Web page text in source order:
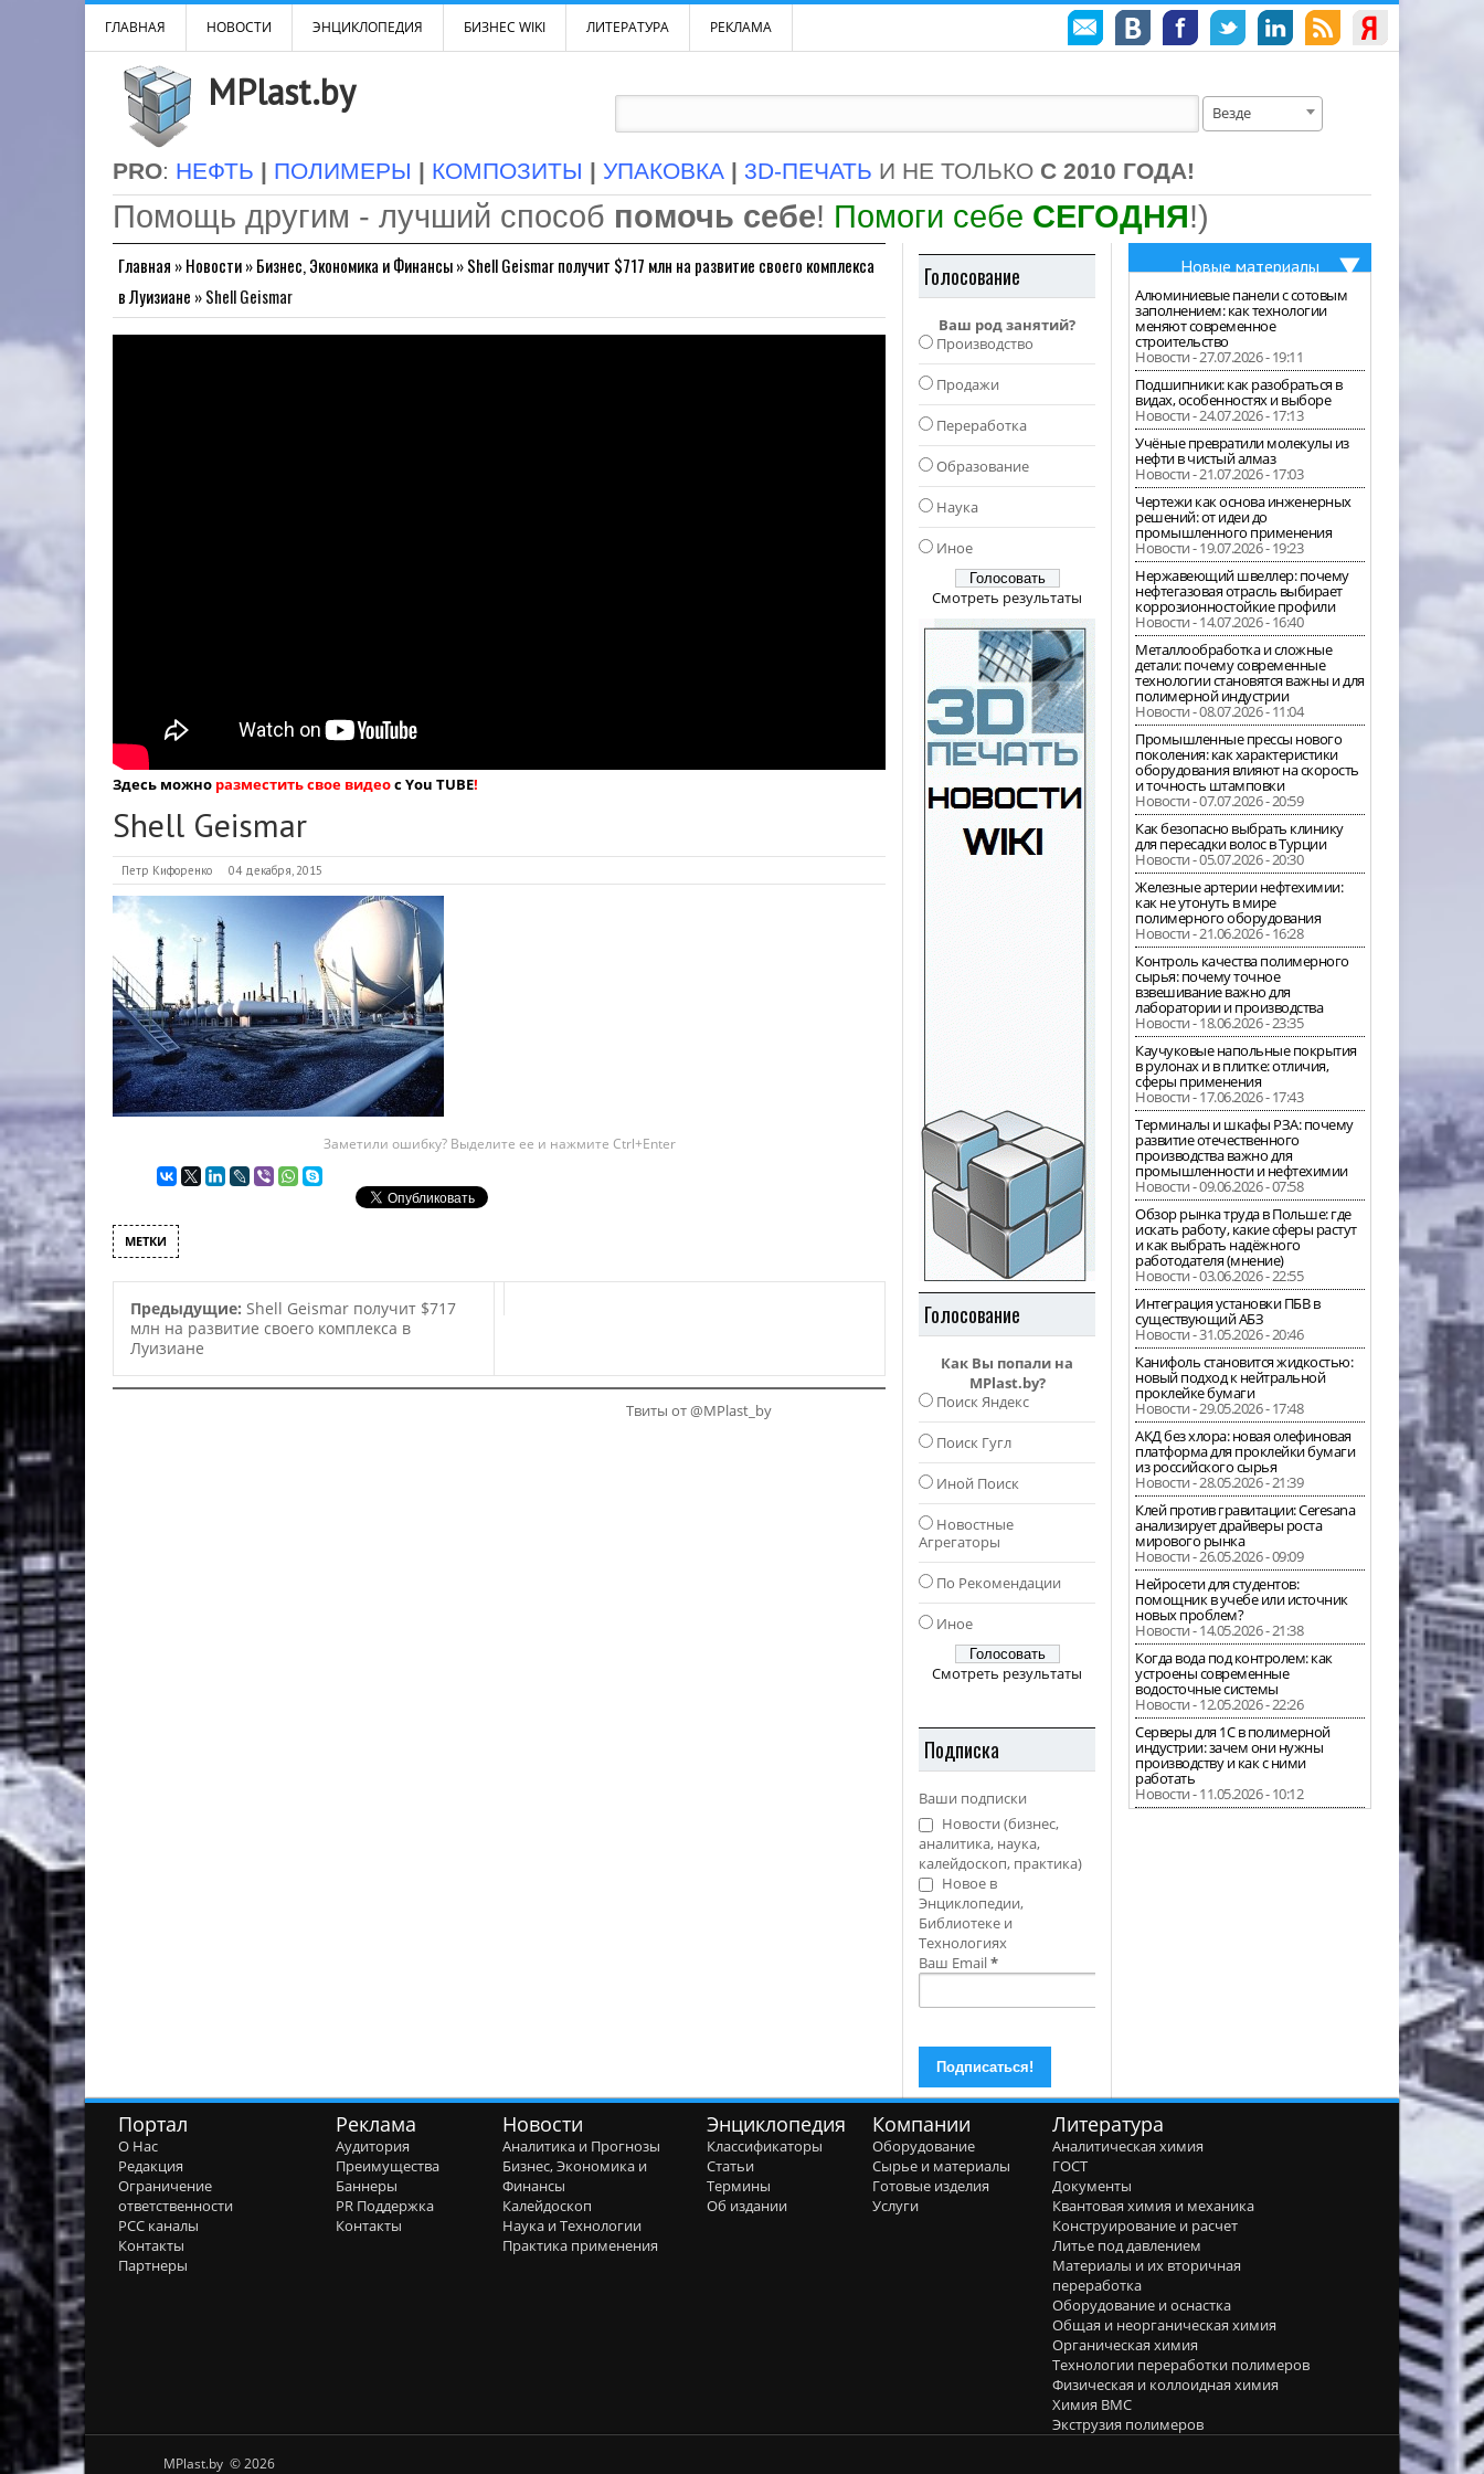
ГЛАВНАЯ НОВОСТИ ЭНЦИКЛОПЕДИЯ БИЗНЕС WIKI ЛИТЕРАТУРА РЕКЛАМА
MPlast.by Везде
PRO: НЕФТЬ | ПОЛИМЕРЫ | КОМПОЗИТЫ | УПАКОВКА | 3D-ПЕЧАТЬ И НЕ ТОЛЬКО С 2010 ГОДА!
Помощь другим - лучший способ помочь себе! Помоги себе СЕГОДНЯ!)
Главная »Новости»Бизнес, Экономика и Финансы»Shell Geismar получит $717 млн на развитие своего комплекса
в Луизиане »Shell Geismar
Здесь можно разместить свое видеос You TUBE!
Shell Geismar
Петр Кифоренко 04 декабря, 2015
Заметили ошибку? Выделите ее и нажмите Ctrl+Enter
МЕТКИ
Предыдущие: Shell Geismar получит $717
млн на развитие своего комплекса в
Луизиане
Твиты от @MPlast_by
Голосование
Ваш род занятий?
Производство
Продажи
Переработка
Образование
Наука
Иное
Смотреть результаты
Голосование
Как Вы попали на
MPlast.by?
Поиск Яндекс
Поиск Гугл
Иной Поиск
Новостные
Агрегаторы
По Рекомендации
Иное
Смотреть результаты
Подписка
Ваши подписки
Новости (бизнес,
аналитика, наука,
калейдоскоп, практика)
Новое в
Энциклопедии,
Библиотеке и
Технологиях
Ваш Email*
Новые материалы
Алюминиевые панели с сотовым
заполнением: как технологии
меняют современное
строительство
Новости - 27.07.2026 - 19:11
Подшипники: как разобраться в
видах, особенностях и выборе
Новости - 24.07.2026 - 17:13
Учёные превратили молекулы из
нефти в чистый алмаз
Новости - 21.07.2026 - 17:03
Чертежи как основа инженерных
решений: от идеи до
промышленного применения
Новости - 19.07.2026 - 19:23
Нержавеющий швеллер: почему
нефтегазовая отрасль выбирает
коррозионностойкие профили
Новости - 14.07.2026 - 16:40
Металлообработка и сложные
детали: почему современные
технологии становятся важны и для
полимерной индустрии
Новости - 08.07.2026 - 11:04
Промышленные прессы нового
поколения: как характеристики
оборудования влияют на скорость
и точность штамповки
Новости - 07.07.2026 - 20:59
Как безопасно выбрать клинику
для пересадки волос в Турции
Новости - 05.07.2026 - 20:30
Железные артерии нефтехимии:
как не утонуть в мире
полимерного оборудования
Новости - 21.06.2026 - 16:28
Контроль качества полимерного
сырья: почему точное
взвешивание важно для
лаборатории и производства
Новости - 18.06.2026 - 23:35
Каучуковые напольные покрытия
в рулонах и в плитке: отличия,
сферы применения
Новости - 17.06.2026 - 17:43
Терминалы и шкафы РЗА: почему
развитие отечественного
производства важно для
промышленности и нефтехимии
Новости - 09.06.2026 - 07:58
Обзор рынка труда в Польше: где
искать работу, какие сферы растут
и как выбрать надёжного
работодателя (мнение)
Новости - 03.06.2026 - 22:55
Интеграция установки ПБВ в
существующий АБЗ
Новости - 31.05.2026 - 20:46
Канифоль становится жидкостью:
новый подход к нейтральной
проклейке бумаги
Новости - 29.05.2026 - 17:48
АКД без хлора: новая олефиновая
платформа для проклейки бумаги
из российского сырья
Новости - 28.05.2026 - 21:39
Клей против гравитации: Ceresana
анализирует драйверы роста
мирового рынка
Новости - 26.05.2026 - 09:09
Нейросети для студентов:
помощник в учебе или источник
новых проблем?
Новости - 14.05.2026 - 21:38
Когда вода под контролем: как
устроены современные
водосточные системы
Новости - 12.05.2026 - 22:26
Серверы для 1С в полимерной
индустрии: зачем они нужны
производству и как с ними
работать
Новости - 11.05.2026 - 10:12
Портал
О Нас
Редакция
Ограничение
ответственности
РСС каналы
Контакты
Партнеры
Реклама
Аудитория
Преимущества
Баннеры
PR Поддержка
Контакты
Новости
Аналитика и Прогнозы
Бизнес, Экономика и
Финансы
Калейдоскоп
Наука и Технологии
Практика применения
Энциклопедия
Классификаторы
Статьи
Термины
Об издании
Компании
Оборудование
Сырье и материалы
Готовые изделия
Услуги
Литература
Аналитическая химия
ГОСТ
Документы
Квантовая химия и механика
Конструирование и расчет
Литье под давлением
Материалы и их вторичная
переработка
Оборудование и оснастка
Общая и неорганическая химия
Органическая химия
Технологии переработки полимеров
Физическая и коллоидная химия
Химия ВМС
Экструзия полимеров
MPlast.by © 2026